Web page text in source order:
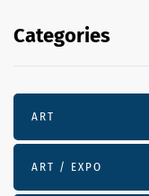
Categories
ART
ART / EXPO